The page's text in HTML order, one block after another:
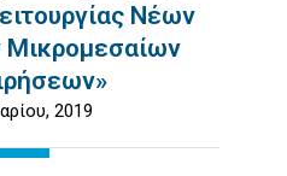
Νέων
Μικρομεσαίων
2019